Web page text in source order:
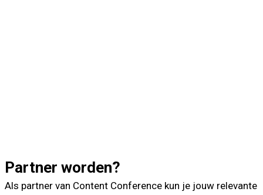
Partner worden?
Als partner van Content Conference kun je jouw relevante